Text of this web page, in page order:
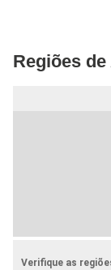
Regiões
Verifique as